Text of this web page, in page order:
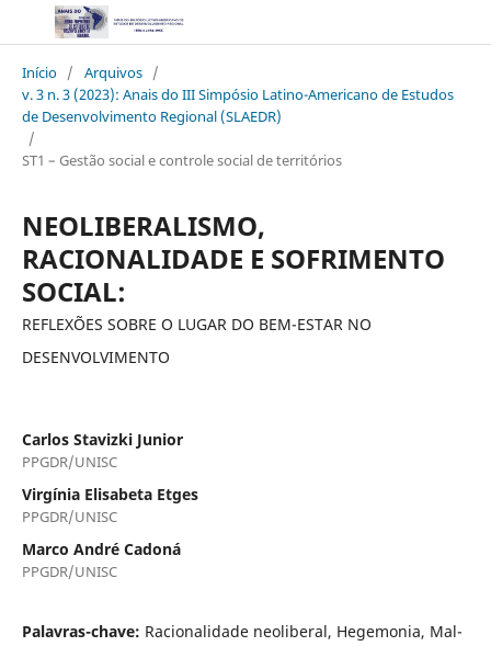
Início / Arquivos /
v. 3 n. 3 (2023): Anais do III Simpósio Latino-Americano de Estudos
de Desenvolvimento Regional (SLAEDR)
/
ST1 – Gestão social e controle social de territórios
NEOLIBERALISMO,
RACIONALIDADE E SOFRIMENTO
SOCIAL:
REFLEXÕES SOBRE O LUGAR DO BEM-ESTAR NO
DESENVOLVIMENTO
Carlos Stavizki Junior
PPGDR/UNISC
Virgínia Elisabeta Etges
PPGDR/UNISC
Marco André Cadoná
PPGDR/UNISC
Palavras-chave: Racionalidade neoliberal, Hegemonia, Mal-